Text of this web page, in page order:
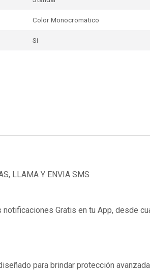
Color Monocromatico
Si
LLAMA Y ENVIA SMS
Gratis en tu App, desde
para brindar protección